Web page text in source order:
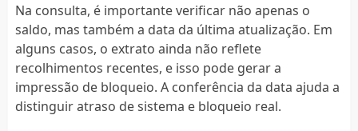
Na consulta, é importante verificar não apenas o
saldo, mas também a data da última atualização. Em
alguns casos, o extrato ainda não reflete
recolhimentos recentes, e isso pode gerar a
impressão de bloqueio. A conferência da data ajuda a
distinguir atraso de sistema e bloqueio real.